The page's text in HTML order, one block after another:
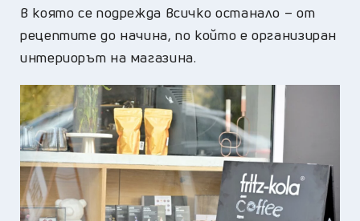
в която се подрежда всичко останало – от
рецептите до начина, по който е организиран
интериорът на магазина.